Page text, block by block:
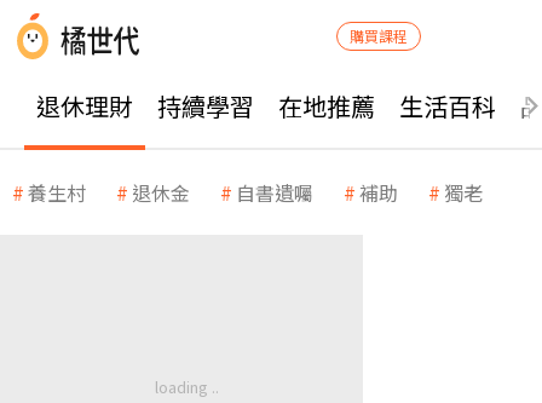
購買課程
退休理財 持續學習 在地推薦 生活百科
養生村 退休金 自書遺囑 補助 獨老